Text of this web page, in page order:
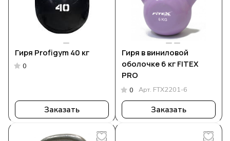
Гиря Profigym 40 кг
0
Заказать
Гиря в виниловой
оболочке 6 кг FITEX
PRO
0 Арт. FTX2201-6
Заказать